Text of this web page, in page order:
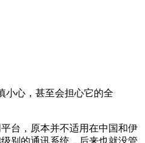
小心，甚至会担心它的全
台，原本并不适用在中国和伊